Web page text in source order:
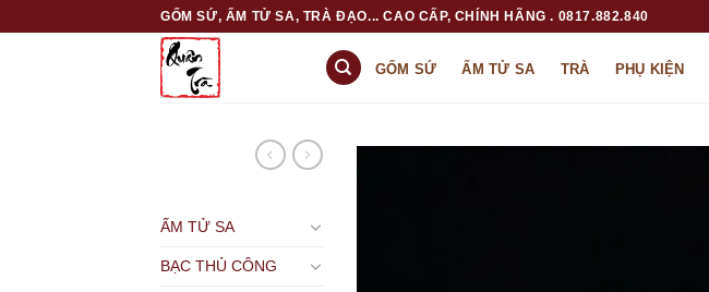
GỐM SỨ, ẤM TỬ SA, TRÀ ĐẠO... CAO CẤP, CHÍNH HÃNG . 0817.882.840
GỐM SỨ ẤM TỬ SA TRÀ PHỤ KIỆN
ẤM TỬ SA
BẠC THỦ CÔNG